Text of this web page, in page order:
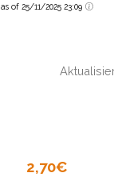
as of 25/11/2025 23:09
2,70€